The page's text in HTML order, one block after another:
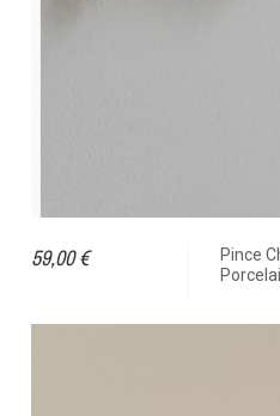
Pince
59,00 €